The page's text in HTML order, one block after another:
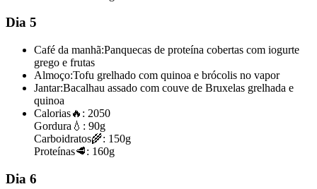
Dia 5
Café da manhã:Panquecas de proteína cobertas com iogurte
grego e frutas
Almoço:Tofu grelhado com quinoa e brócolis no vapor
Jantar:Bacalhau assado com couve de Bruxelas grelhada e
quinoa
Calorias🔥: 2050
Gordura 💧: 90g
Carboidratos🌾: 150g
Proteínas🥩: 160g
Dia 6